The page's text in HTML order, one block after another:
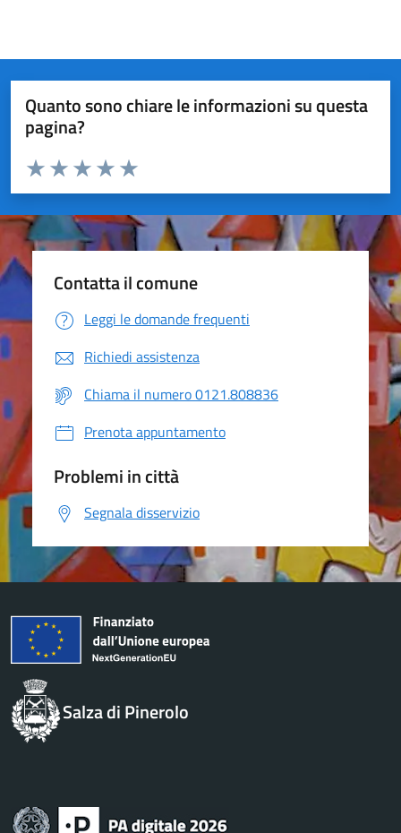
Quanto sono chiare le informazioni su questa
pagina?
Valuta da 1 a 5 stelle la pagina
Valuta 5 stelle su 5
Valuta 4 stelle su 5
Valuta 3 stelle su 5
Valuta 2 stelle su 5
Valuta 1 stelle su 5
Contatta il comune
Leggi le domande frequenti
Richiedi assistenza
Chiama il numero 0121.808836
Prenota appuntamento
Problemi in città
Segnala disservizio
Salza di Pinerolo